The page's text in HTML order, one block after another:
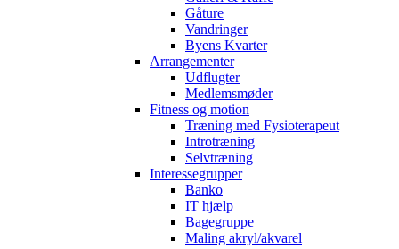
Gåture
Vandringer
Byens Kvarter
Arrangementer
Udflugter
Medlemsmøder
Fitness og motion
Træning med Fysioterapeut
Introtræning
Selvtræning
Interessegrupper
Banko
IT hjælp
Bagegruppe
Maling akryl/akvarel